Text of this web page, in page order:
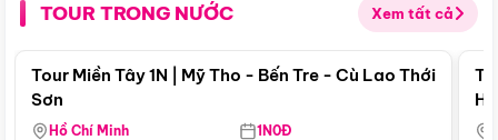
TOUR TRONG NƯỚC Xem tất cả
Điểm nổi bật
Tour Miền Tây 1N | Mỹ Tho - Bến Tre - Cù Lao Thới
Sơn
Hồ Chí Minh 1N0Đ